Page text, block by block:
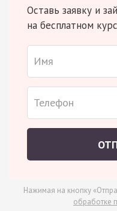
Оставь заявку и
на бесплатном
Нажимая на кнопку
обработке